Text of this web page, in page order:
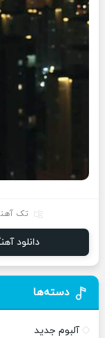
تک
دانلود
دسته‌ها
آلبوم جدید